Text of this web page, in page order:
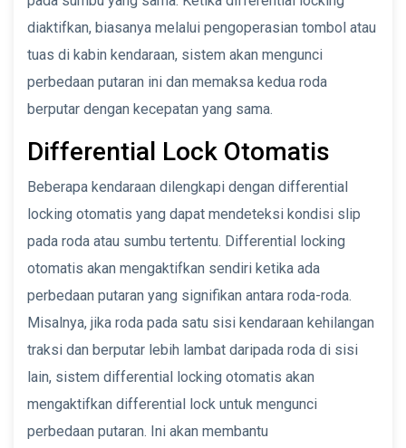
diaktifkan, biasanya melalui pengoperasian tombol atau
tuas di kabin kendaraan, sistem akan mengunci
perbedaan putaran ini dan memaksa kedua roda
berputar dengan kecepatan yang sama.
Differential Lock Otomatis
Beberapa kendaraan dilengkapi dengan differential
locking otomatis yang dapat mendeteksi kondisi slip
pada roda atau sumbu tertentu. Differential locking
otomatis akan mengaktifkan sendiri ketika ada
perbedaan putaran yang signifikan antara roda-roda.
Misalnya, jika roda pada satu sisi kendaraan kehilangan
traksi dan berputar lebih lambat daripada roda di sisi
lain, sistem differential locking otomatis akan
mengaktifkan differential lock untuk mengunci
perbedaan putaran. Ini akan membantu